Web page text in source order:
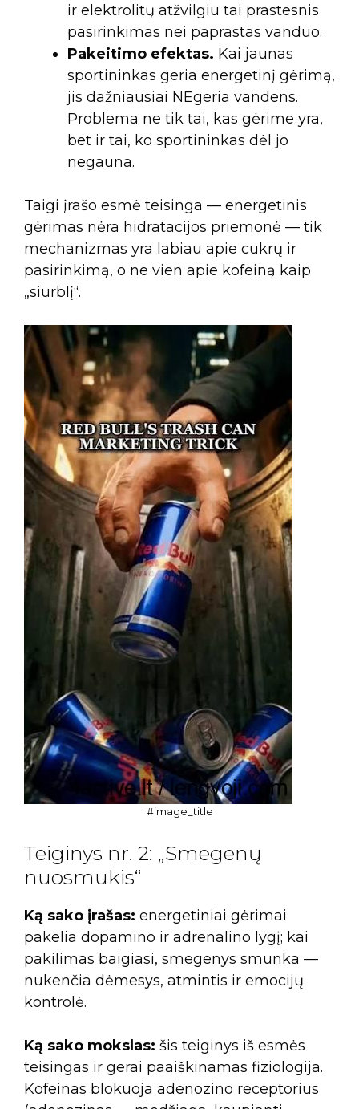
ir elektrolitų atžvilgiu tai prastesnis
pasirinkimas nei paprastas vanduo.
Pakeitimo efektas. Kai jaunas
sportininkas geria energetinį gėrimą,
jis dažniausiai NEgeria vandens.
Problema ne tik tai, kas gėrime yra,
bet ir tai, ko sportininkas dėl jo
negauna.
Taigi įrašo esmė teisinga — energetinis
gėrimas nėra hidratacijos priemonė — tik
mechanizmas yra labiau apie cukrų ir
pasirinkimą, o ne vien apie kofeiną kaip
„siurblį“.
#image_title
Teiginys nr. 2: „Smegenų
nuosmukis“
Ką sako įrašas: energetiniai gėrimai
pakelia dopamino ir adrenalino lygį; kai
pakilimas baigiasi, smegenys smunka —
nukenčia dėmesys, atmintis ir emocijų
kontrolė.
Ką sako mokslas: šis teiginys iš esmės
teisingas ir gerai paaiškinamas fiziologija.
Kofeinas blokuoja adenozino receptorius